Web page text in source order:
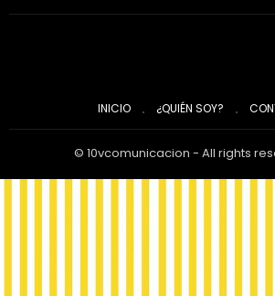
INICIO ¿QUIÉN SOY?
© 10vcomunicacion - All rights